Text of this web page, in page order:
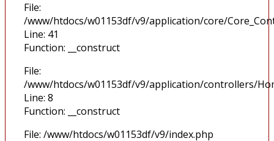
File:
/www/htdocs/w01153df/v9/application/core/
Line: 41
Function: __construct
File:
/www/htdocs/w01153df/v9/application/controllers/
Line: 8
Function: __construct
File: /www/htdocs/w01153df/v9/index.php